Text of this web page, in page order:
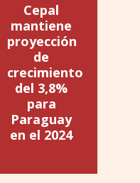
Cepal
mantiene
proyección
de
crecimiento
del 3,8%
para
Paraguay
en el 2024